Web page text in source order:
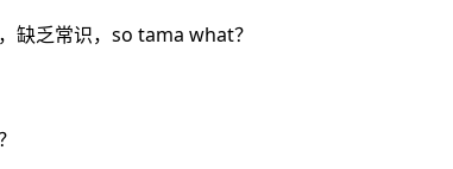
缺乏常识，so tama what？